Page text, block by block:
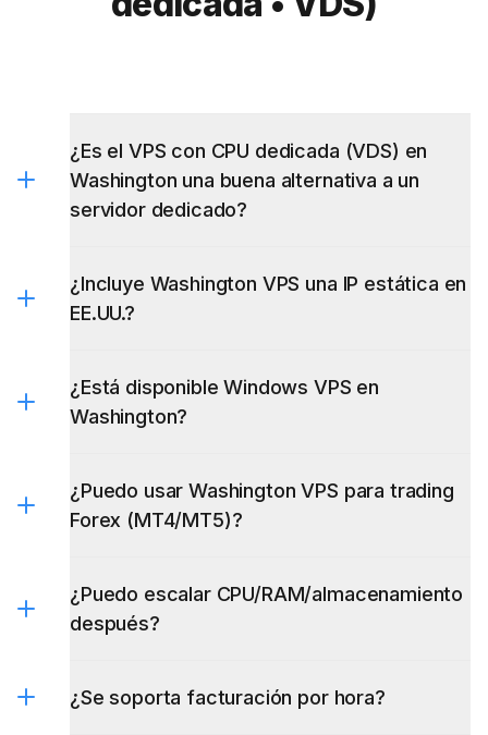
servidor dedicado?
¿Incluye Washington VPS una IP estática en
¿Está disponible Windows VPS en
¿Puedo usar Washington VPS para trading
¿Puedo escalar CPU/RAM/almacenamiento
¿Se soporta facturación por hora?
¿Qué métodos de pago se aceptan?